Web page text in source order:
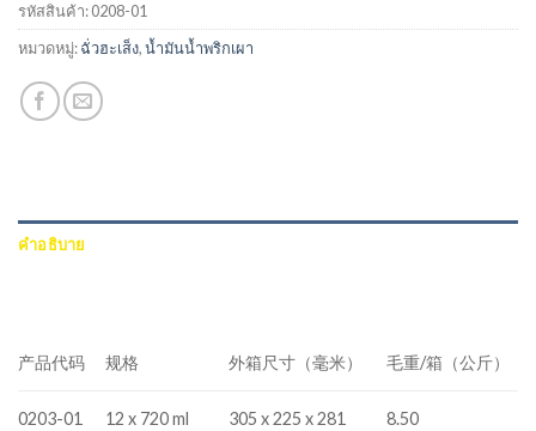
รหัสสินค้า:0208-01
หมวดหมู่:ฉั่วฮะเส็ง,น้ำมันน้ำพริกเผา
คำอธิบาย
产品代码 规格 外箱尺寸（毫米） 毛重/箱（公斤）
0203-01
12 x 720 ml
305 x 225 x 281
8.50